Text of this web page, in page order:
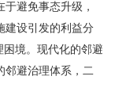
避免事态升级，
建设引发的利益分
困境。现代化的邻避
邻避治理体系，二